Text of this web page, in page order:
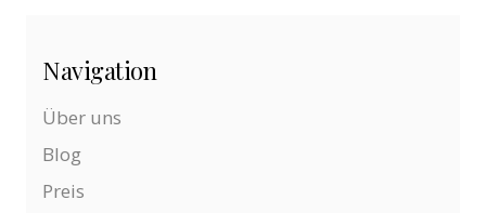
Navigation
Über uns
Blog
Preis